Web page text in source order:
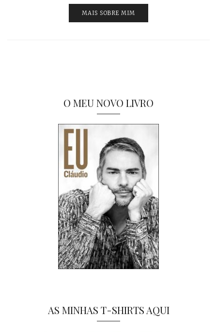
MAIS SOBRE MIM
O MEU NOVO LIVRO
AS MINHAS T-SHIRTS AQUI